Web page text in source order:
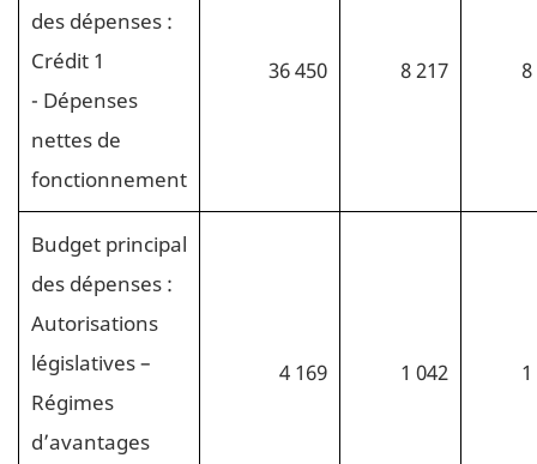
des dépenses :
Crédit 1
- Dépenses
nettes de
fonctionnement
36 450 8 217
Budget principal
des dépenses :
Autorisations
législatives –
Régimes
d’avantages
4 169 1 042